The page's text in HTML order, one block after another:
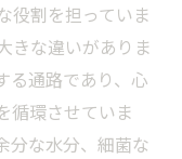
役割を担っていま
きな違いがありま
る通路であり、心
循環させていま
分な水分、細菌な